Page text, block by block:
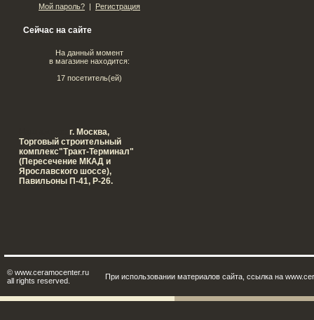
Мой пароль? | Регистрация
Сейчас на сайте
На данный момент
в магазине находится:
17 посетитель(ей)
г. Москва,
Tорговый строительный
комплекс"Тракт-Терминал"
(Пересечение МКАД и
Ярославского шоссе),
Павильоны П-41, Р-26.
© www.ceramocenter.ru
all rights reserved.
При использовании материалов сайта, ссылка на